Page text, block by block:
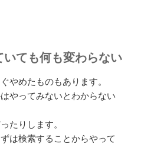
ても何も変わらない
やめたものもあります。
やってみないとわからない
たりします。
は検索することからやって